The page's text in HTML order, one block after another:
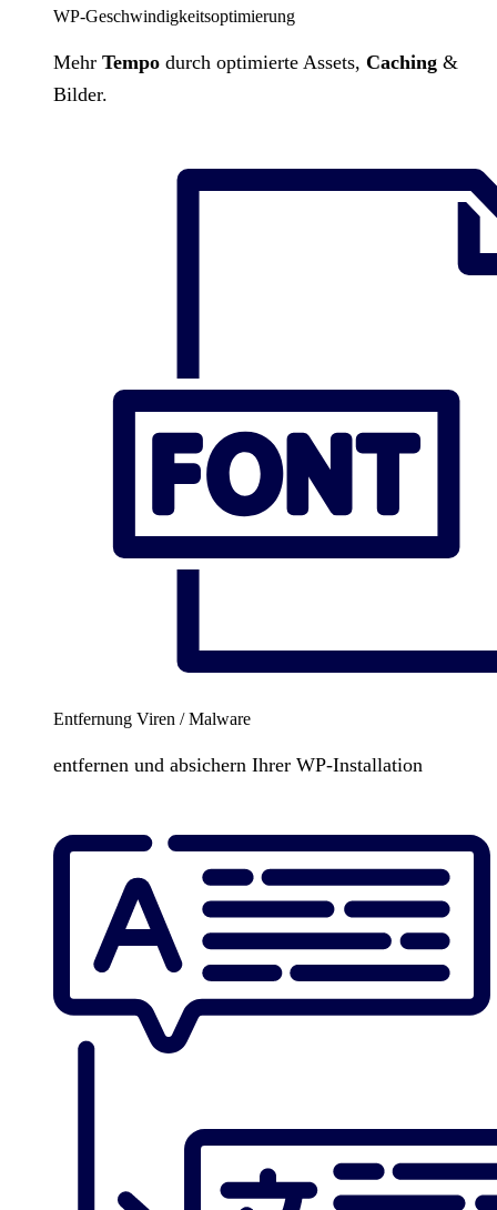
WP-Geschwindigkeitsoptimierung
Mehr Tempo durch optimierte Assets, Caching &
Bilder.
Entfernung Viren / Malware
entfernen und absichern Ihrer WP-Installation